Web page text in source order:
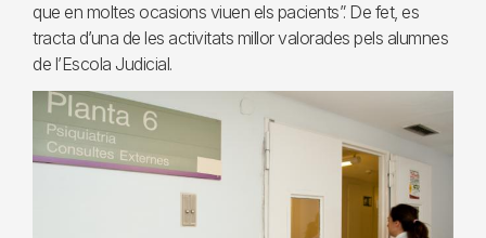
que en moltes ocasions viuen els pacients”. De fet, es
tracta d’una de les activitats millor valorades pels alumnes
de l’Escola Judicial.